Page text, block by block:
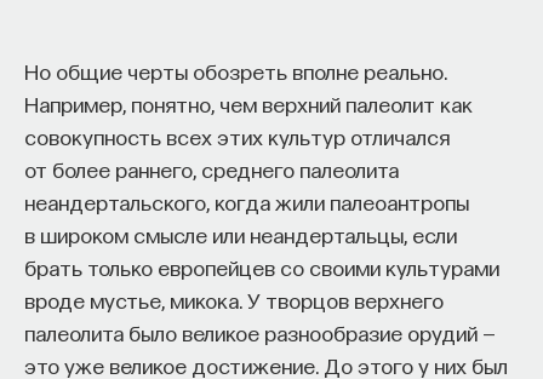
Но общие черты обозреть вполне реально.
Например, понятно, чем верхний палеолит как
совокупность всех этих культур отличался
от более раннего, среднего палеолита
неандертальского, когда жили палеоантропы
в широком смысле или неандертальцы, если
брать только европейцев со своими культурами
вроде мустье, микока. У творцов верхнего
палеолита было великое разнообразие орудий —
это уже великое достижение. До этого у них был
о том, каким должно быть театральное
искусство.
В 1595 году он вернется в Мадрид зрелым
человеком и драматургом. В 1600-е годы много
работает над тем, чтобы реформировать
испанский театр. Плодом этого становится новая
драматическая концепция, которая отразилась
в его поэтическом трактате «Новое искусство
делать комедии». Лопе настаивает на том, чтобы